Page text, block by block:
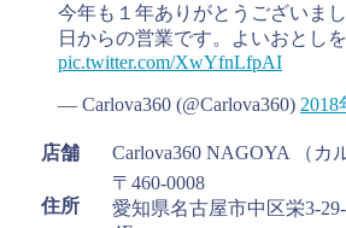
今年も１年ありがとうございま
日からの営業です。よいおとしを
pic.twitter.com/XwYfnLfpAI
— Carlova360 (@Carlova360) 2018
店舗 Carlova360 NAGOYA （カ
住所
〒460-0008
愛知県名古屋市中区栄3-